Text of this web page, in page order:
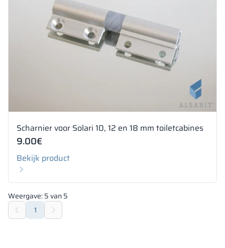
Scharnier voor Solari 10, 12 en 18 mm toiletcabines
9.00€
Bekijk product
Weergave:5van5
1